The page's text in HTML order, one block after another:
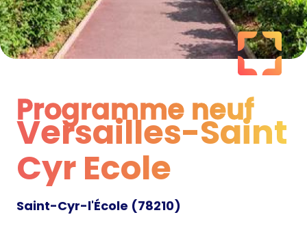
Programme neuf
Programme neuf
Versailles-Saint
Cyr Ecole
Saint-Cyr-l'École (78210)